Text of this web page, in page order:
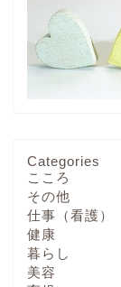
Categories
こころ
その他
仕事（看護）
健康
暮らし
美容